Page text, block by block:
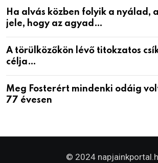
Ha alvás közben folyik a nyálad,
jele, hogy az agyad…
A törülközőkön lévő titokzatos
célja…
Meg Fosterért mindenki odáig
77 évesen
© 2024